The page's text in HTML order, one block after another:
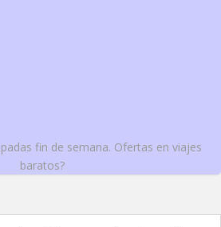
fin de semana. Ofertas en viajes
baratos?